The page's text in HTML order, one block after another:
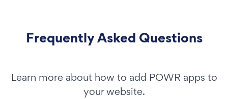
Frequently Asked Questions
Learn more about how to add POWR apps to
your website.